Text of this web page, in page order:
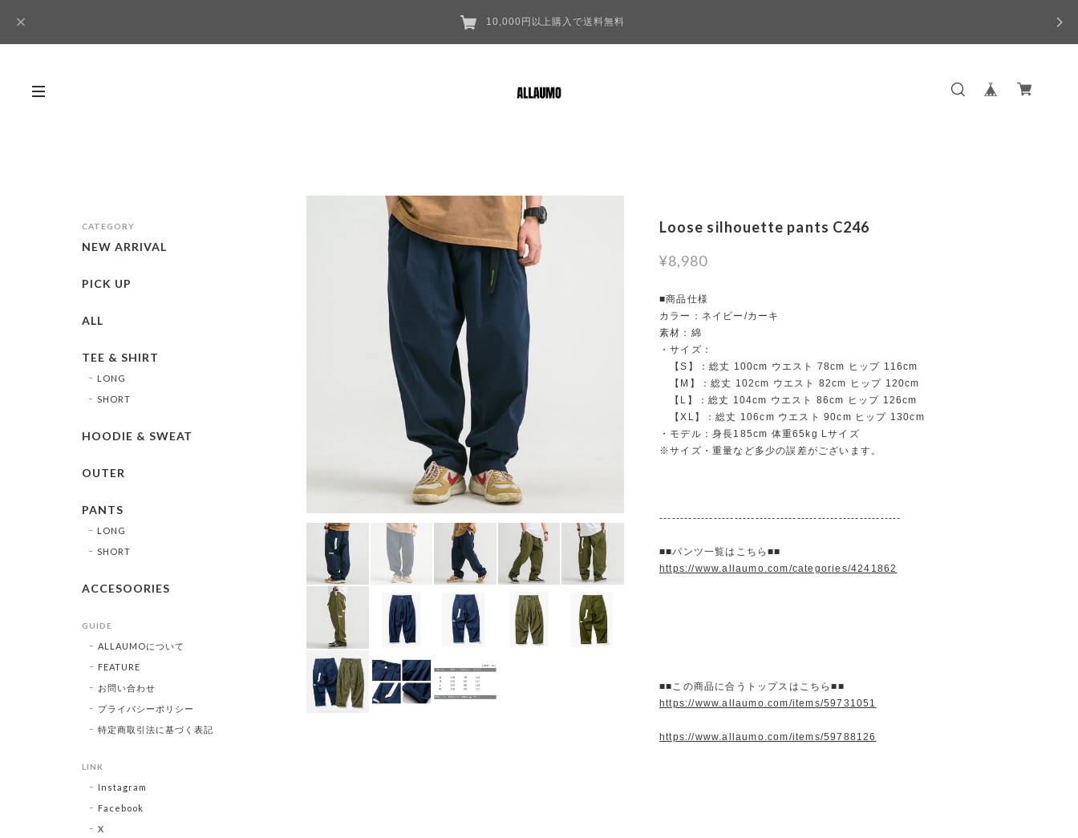
10,000円以上購入で送料無料
Loose silhouette pants C246
¥8,980
■商品仕様
カラー：ネイビー/カーキ
素材：綿
・サイズ：
【S】：総丈 100cm ウエスト 78cm ヒップ 116cm
【M】：総丈 102cm ウエスト 82cm ヒップ 120cm
【L】：総丈 104cm ウエスト 86cm ヒップ 126cm
【XL】：総丈 106cm ウエスト 90cm ヒップ 130cm
・モデル：身長185cm 体重65kg Lサイズ
※サイズ・重量など多少の誤差がございます。
----------------------------------------------------------
■■パンツ一覧はこちら■■
https://www.allaumo.com/categories/4241862
■■この商品に合うトップスはこちら■■
https://www.allaumo.com/items/59731051
https://www.allaumo.com/items/59788126
CATEGORY
NEW ARRIVAL
PICK UP
ALL
TEE & SHIRT
LONG
SHORT
HOODIE & SWEAT
OUTER
PANTS
LONG
SHORT
ACCESOORIES
GUIDE
ALLAUMOについて
FEATURE
お問い合わせ
プライバシーポリシー
特定商取引法に基づく表記
LINK
Instagram
Facebook
X